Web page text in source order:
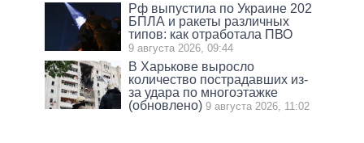
Рф выпустила по Украине 202
БПЛА и ракеты различных
типов: как отработала ПВО
9 августа 2026, 09:44
В Харькове выросло
количество пострадавших из-
за удара по многоэтажке
(обновлено) 9 августа 2026, 11:02